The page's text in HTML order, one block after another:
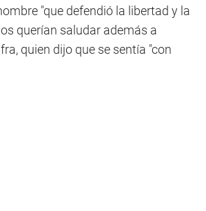
"que defendió la libertad y la
querían saludar además a
quien dijo que se sentía "con